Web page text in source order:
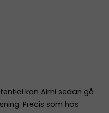
kan Almi sedan gå
Precis som hos